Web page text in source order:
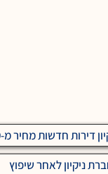
דירות חדשות מחיר מ-₪699
ניקיון לאחר שיפוץ